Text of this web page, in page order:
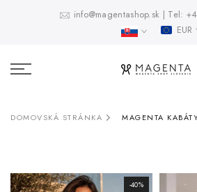
info@magentashop.sk | Tel:
EUR
DOMOVSKÁ STRÁNKA MAGENTA
-40%